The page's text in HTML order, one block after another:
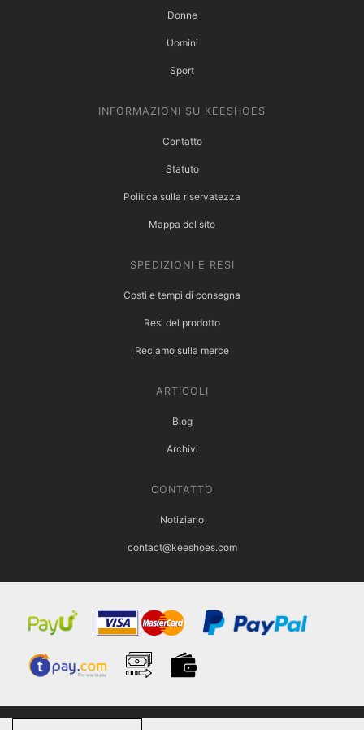
Donne
Uomini
Sport
INFORMAZIONI SU KEESHOES
Contatto
Statuto
Politica sulla riservatezza
Mappa del sito
SPEDIZIONI E RESI
Costi e tempi di consegna
Resi del prodotto
Reclamo sulla merce
ARTICOLI
Blog
Archivi
CONTATTO
Notiziario
contact@keeshoes.com